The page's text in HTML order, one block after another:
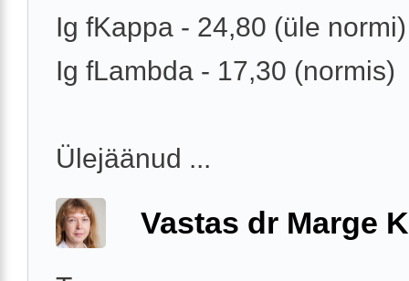
Ig fKappa - 24,80 (üle normi)
Ig fLambda - 17,30 (normis)
Ülejäänud ...
Vastas dr Marge